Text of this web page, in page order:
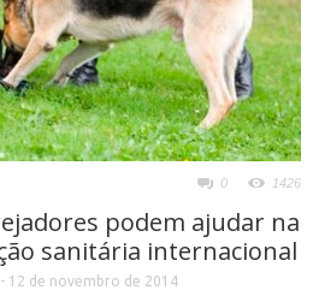
0 1426
podem ajudar na
sanitária internacional
- 12 de novembro de 2014